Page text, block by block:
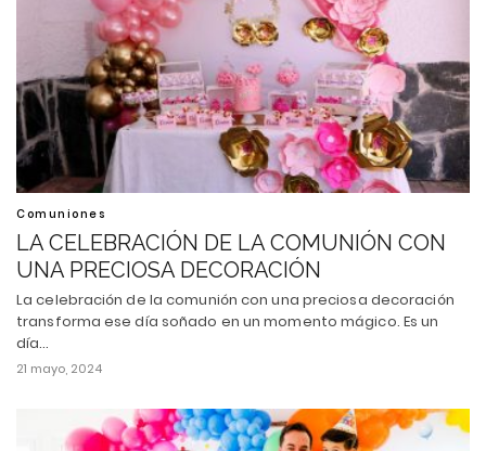
Comuniones
LA CELEBRACIÓN DE LA COMUNIÓN CON
UNA PRECIOSA DECORACIÓN
La celebración de la comunión con una preciosa decoración
transforma ese día soñado en un momento mágico. Es un
día…
21 mayo, 2024